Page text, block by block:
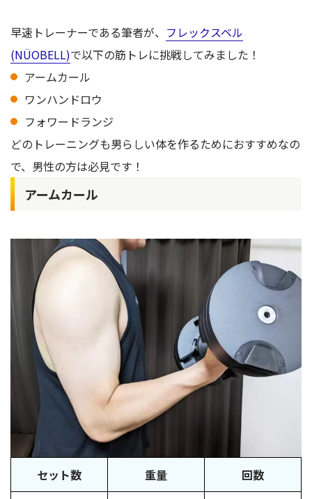
早速トレーナーである筆者が、 フレックスベル
(NÜOBELL)で以下の筋トレに挑戦してみました！
アームカール
ワンハンドロウ
フォワードランジ
どのトレーニングも男らしい体を作るためにおすすめなの
で、男性の方は必見です！
アームカール
セット数 重量 回数